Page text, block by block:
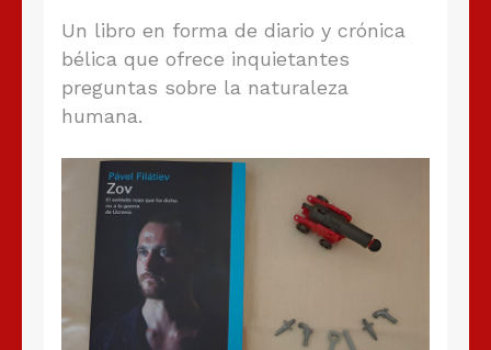
Un libro en forma de diario y crónica
bélica que ofrece inquietantes
preguntas sobre la naturaleza
humana.